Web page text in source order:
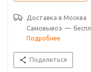
В стандартную
Доставка в Москва
Самовывоз —
Подробнее
Поделиться